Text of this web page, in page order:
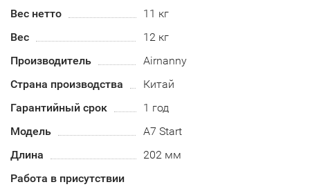
Вес нетто
11 кг
Вес
12 кг
Производитель
Airnanny
Страна производства
Китай
Гарантийный срок
1 год
Модель
A7 Start
Длина
202 мм
Работа в присутствии